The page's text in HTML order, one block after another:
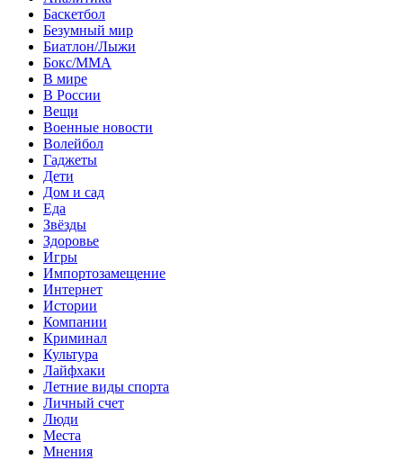
Баскетбол
Безумный мир
Биатлон/Лыжи
Бокс/MMA
В мире
В России
Вещи
Военные новости
Волейбол
Гаджеты
Дети
Дом и сад
Еда
Звёзды
Здоровье
Игры
Импортозамещение
Интернет
Истории
Компании
Криминал
Культура
Лайфхаки
Летние виды спорта
Личный счет
Люди
Места
Мнения